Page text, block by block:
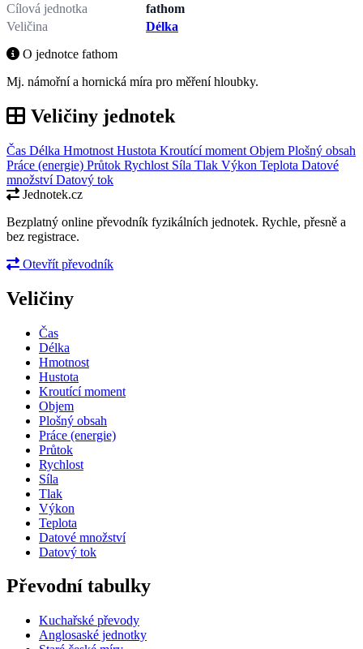
Cílová jednotka
fathom
Veličina
Délka
O jednotce fathom
Mj. námořní a hornická míra pro měření hloubky.
Veličiny jednotek
Čas Délka Hmotnost Hustota Kroutící moment Objem Plošný obsah
Práce (energie) Průtok Rychlost Síla Tlak Výkon Teplota Datové
množstvíDatový tok
Jednotek.cz
Bezplatný online převodník fyzikálních jednotek. Rychle, přesně a
bez registrace.
Otevřít převodník
Veličiny
Čas
Délka
Hmotnost
Hustota
Kroutící moment
Objem
Plošný obsah
Práce (energie)
Průtok
Rychlost
Síla
Tlak
Výkon
Teplota
Datové množství
Datový tok
Převodní tabulky
Kuchařské převody
Anglosaské jednotky